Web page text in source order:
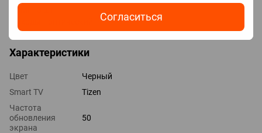
Согласиться
HDMI 3 шт
Характеристики
Цвет
Черный
Smart TV
Tizen
Частота
обновления
экрана
50